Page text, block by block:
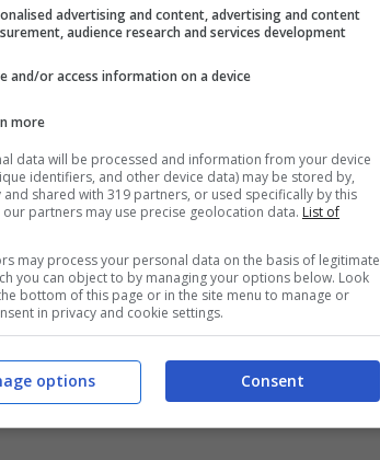
estiva con un trucco alla fine (Buttalapasta.it)
advertising and content, advertising and content
audience research and services development
and/or access information on a device
more
data will be processed and information from your device
identifiers, and other device data) may be stored by,
and shared with 319 partners, or used specifically by this
our partners may use precise geolocation data. List of
may process your personal data on the basis of legitimate
you can object to by managing your options below. Look
bottom of this page or in the site menu to manage or
in privacy and cookie settings.
Consent
options